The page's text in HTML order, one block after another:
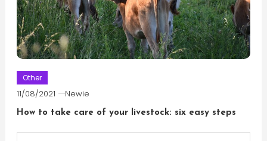
Other
11/08/2021 Newie
How to take care of your livestock: six easy steps